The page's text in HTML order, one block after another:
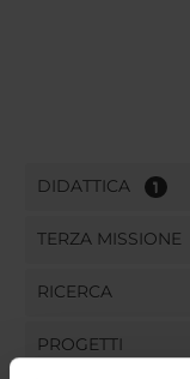
DIDATTICA 1
TERZA MISSIONE
RICERCA
PROGETTI